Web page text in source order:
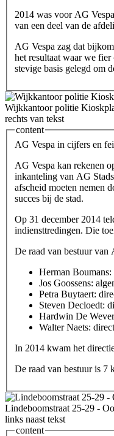
2014 was voor AG
van een deel van de
AG Vespa zag dat
het resultaat waar we
stevige basis gelegd om
Wijkkantoor politie
rechts van tekst
content
AG Vespa in cijfers en
AG Vespa kan rekenen
inkanteling van AG
afscheid moeten nemen
succes bij de stad.
Op 31 december 2014
indiensttredingen. Die
De raad van bestuur van
Herman
Jos Goossens:
Petra Buytaert:
Steven Decloedt:
Hardwin De
Walter Naets:
In 2014 kwam het
De raad van bestuur is 7
Lindeboomstraat 25-29 -
links naast tekst
content